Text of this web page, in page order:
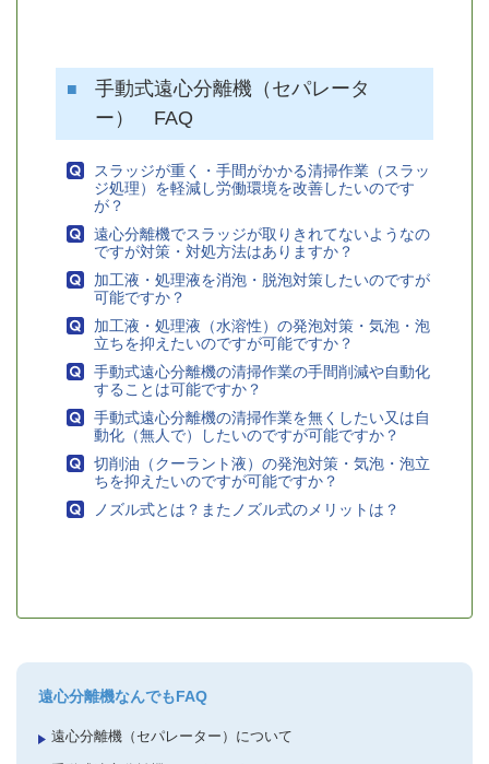
手動式遠心分離機（セパレータ
ー） FAQ
スラッジが重く・手間がかかる清掃作業（スラッ
ジ処理）を軽減し労働環境を改善したいのです
が？
遠心分離機でスラッジが取りきれてないようなの
ですが対策・対処方法はありますか？
加工液・処理液を消泡・脱泡対策したいのですが
可能ですか？
加工液・処理液（水溶性）の発泡対策・気泡・泡
立ちを抑えたいのですが可能ですか？
手動式遠心分離機の清掃作業の手間削減や自動化
することは可能ですか？
手動式遠心分離機の清掃作業を無くしたい又は自
動化（無人で）したいのですが可能ですか？
切削油（クーラント液）の発泡対策・気泡・泡立
ちを抑えたいのですが可能ですか？
ノズル式とは？またノズル式のメリットは？
遠心分離機なんでもFAQ
遠心分離機（セパレーター）について